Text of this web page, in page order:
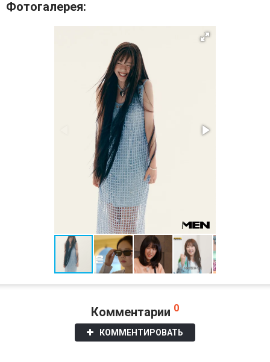
Фотогалерея:
Комментарии 0
КОММЕНТИРОВАТЬ